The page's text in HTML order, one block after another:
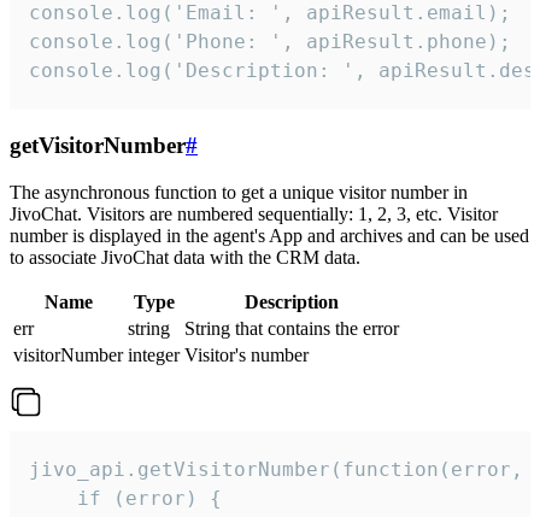
console.log('Email: ', apiResult.email);
console.log('Phone: ', apiResult.phone);
console.log('Description: ',
getVisitorNumber#
The asynchronous function to get a unique visitor number in
JivoChat. Visitors are numbered sequentially: 1, 2, 3, etc. Visitor
number is displayed in the agent's App and archives and can be used
to associate JivoChat data with the CRM data.
Name Type
Description
err
string
String that contains the error
visitorNumber integer Visitor's number
jivo_api.getVisitorNumber(function(error,
    if (error) {